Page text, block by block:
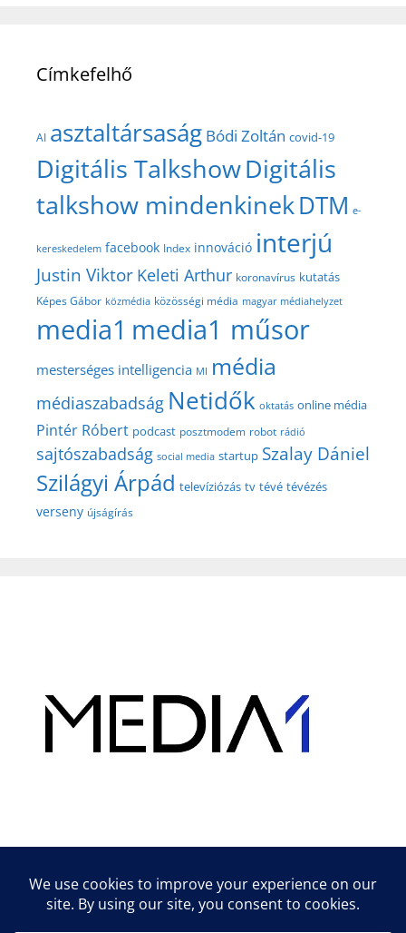
Címkefelhő
AI asztaltársaság Bódi Zoltán covid-19
Digitális TalkshowDigitális
talkshow mindenkinekDTM e-
kereskedelem facebook Index innováció interjú
Justin Viktor Keleti Arthur koronavírus kutatás
Képes Gábor közmédia közösségi média magyar médiahelyzet
media1 media1 műsor
mesterséges intelligencia MI média
médiaszabadság Netidők oktatás online média
Pintér Róbert podcast posztmodem robot rádió
sajtószabadság social media startup Szalay Dániel
Szilágyi Árpád televíziózás tv tévé tévézés
verseny újságírás